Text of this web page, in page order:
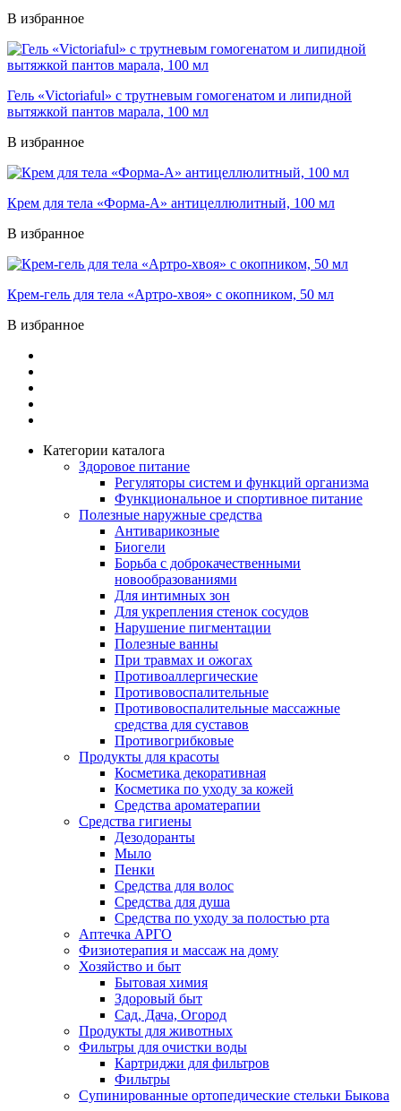
В избранное
Гель «Victoriaful» с трутневым гомогенатом и липидной
вытяжкой пантов марала, 100 мл
В избранное
Крем для тела «Форма-А» антицеллюлитный, 100 мл
В избранное
Крем-гель для тела «Артро-хвоя» с окопником, 50 мл
В избранное
Категории каталога
Здоровое питание
Регуляторы систем и функций организма
Функциональное и спортивное питание
Полезные наружные средства
Антиварикозные
Биогели
Борьба с доброкачественными
новообразованиями
Для интимных зон
Для укрепления стенок сосудов
Нарушение пигментации
Полезные ванны
При травмах и ожогах
Противоаллергические
Противовоспалительные
Противовоспалительные массажные
средства для суставов
Противогрибковые
Продукты для красоты
Косметика декоративная
Косметика по уходу за кожей
Средства ароматерапии
Средства гигиены
Дезодоранты
Мыло
Пенки
Средства для волос
Средства для душа
Средства по уходу за полостью рта
Аптечка АРГО
Физиотерапия и массаж на дому
Хозяйство и быт
Бытовая химия
Здоровый быт
Сад, Дача, Огород
Продукты для животных
Фильтры для очистки воды
Картриджи для фильтров
Фильтры
Супинированные ортопедические стельки Быкова